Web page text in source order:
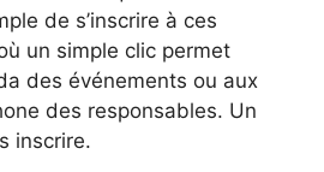
de s’inscrire à ces
un simple clic permet
des événements ou aux
des responsables. Un
inscrire.